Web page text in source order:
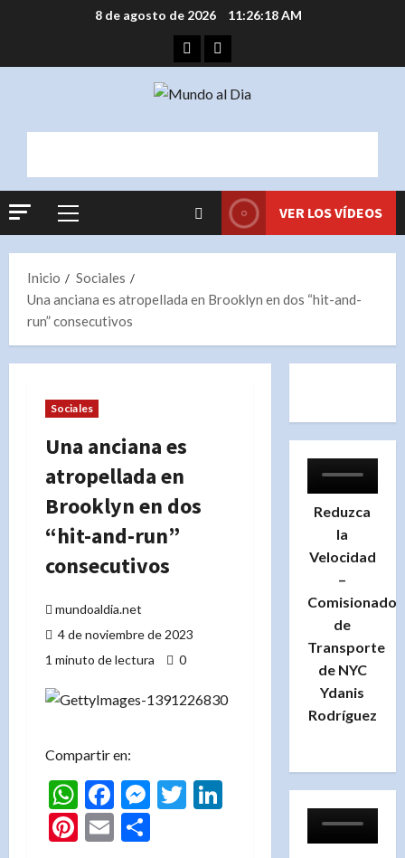
8 de agosto de 2026 11:26:18 AM
FacebookInstagram
Menú
VER LOS VÍDEOS
Inicio
Sociales
Una anciana es atropellada en Brooklyn en dos “hit-and-
run” consecutivos
Sociales
Una anciana es
atropellada en
Brooklyn en dos
“hit-and-run”
consecutivos
mundoaldia.net
4 de noviembre de 2023
1 minuto de lectura
0
Compartir en:
WhatsApp
Facebook
Messenger
TwitterLinkedIn
Pinterest
Email
Reduzca
la
Velocidad
–
Comisionado
de
Transporte
de NYC
Ydanis
Rodríguez